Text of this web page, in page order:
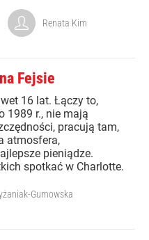
Renata Kim
Fejsie
16 lat. Łączy to,
1989 r., nie mają
pracują tam,
atmosfera,
pieniądze.
spotkać w Charlotte.
Gumowska